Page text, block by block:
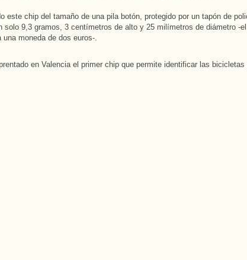
este chip del tamaño de una pila botón, protegido por un tapón de
solo 9,3 gramos, 3 centímetros de alto y 25 milímetros de diámetro -
moneda de dos euros-.